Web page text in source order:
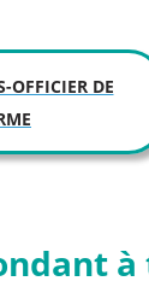
OFFICIER DE
à